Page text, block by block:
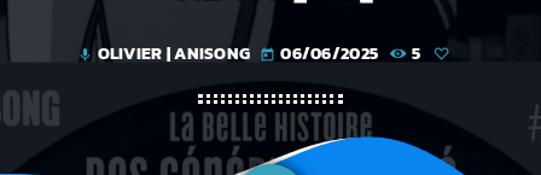
mic OLIVIER | ANISONG today 06/06/2025 5